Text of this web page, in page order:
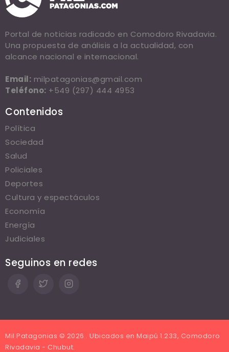
Portal de noticias radicado en Comodoro Rivadavia.
Una propuesta de análisis a la actualidad, con
alcance nacional e internacional.
Email: milpatagonias@gmail.com
Teléfono: +549 (297) 444 4953
Contenidos
Política
Sociedad
Salud
Policiales
Deportes
Cultura y espectáculos
Economía
Energía
Judiciales
Seguinos en redes
Mil Patagonias © 2026 . Ubicados en Maipú 1.233, Comodoro
Rivadavia - Chubut.